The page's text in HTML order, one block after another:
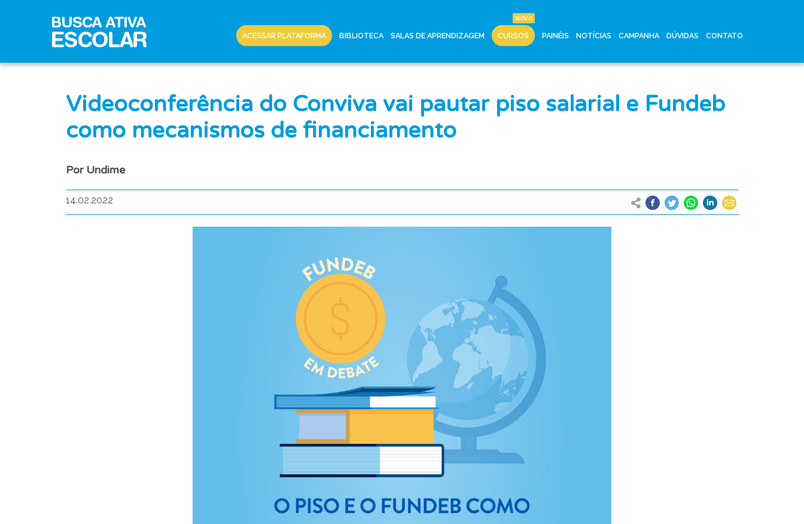
ACESSAR PLATAFORMA BIBLIOTECA SALAS DE APRENDIZAGEM CURSOS PAINÉIS NOTÍCIAS CAMPANHA DÚVIDAS CONTATO
Videoconferência do Conviva vai pautar piso salarial e Fundeb
como mecanismos de financiamento
Por Undime
14.02.2022